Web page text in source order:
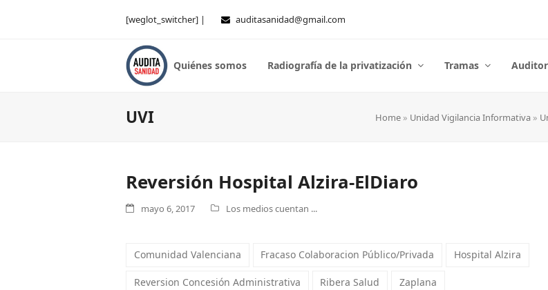
[weglot_switcher] | auditasanidad@gmail.com
Quiénes somos Radiografía de la privatización Tramas
UVI Home » Unidad Vigilancia Informativa »
Reversión Hospital Alzira-ElDiaro
mayo 6, 2017 Los medios cuentan ...
Comunidad Valenciana Fracaso Colaboracion Público/Privada Hospital Alzira
Reversion Concesión Administrativa Ribera Salud Zaplana